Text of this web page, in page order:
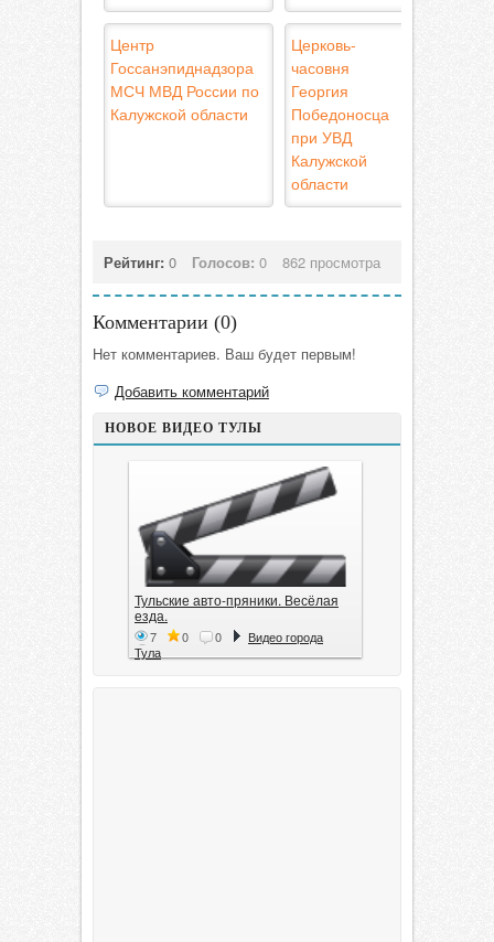
Центр
Госсанэпиднадзора
МСЧ МВД России по
Калужской области
Церковь-
часовня
Георгия
Победоносца
при УВД
Калужской
области
Рейтинг: 0 Голосов: 0 862 просмотра
Комментарии (0)
Нет комментариев. Ваш будет первым!
Добавить комментарий
НОВОЕ ВИДЕО ТУЛЫ
Тульские авто-пряники. Весёлая
езда.
7 0 0
Видео города
Тула